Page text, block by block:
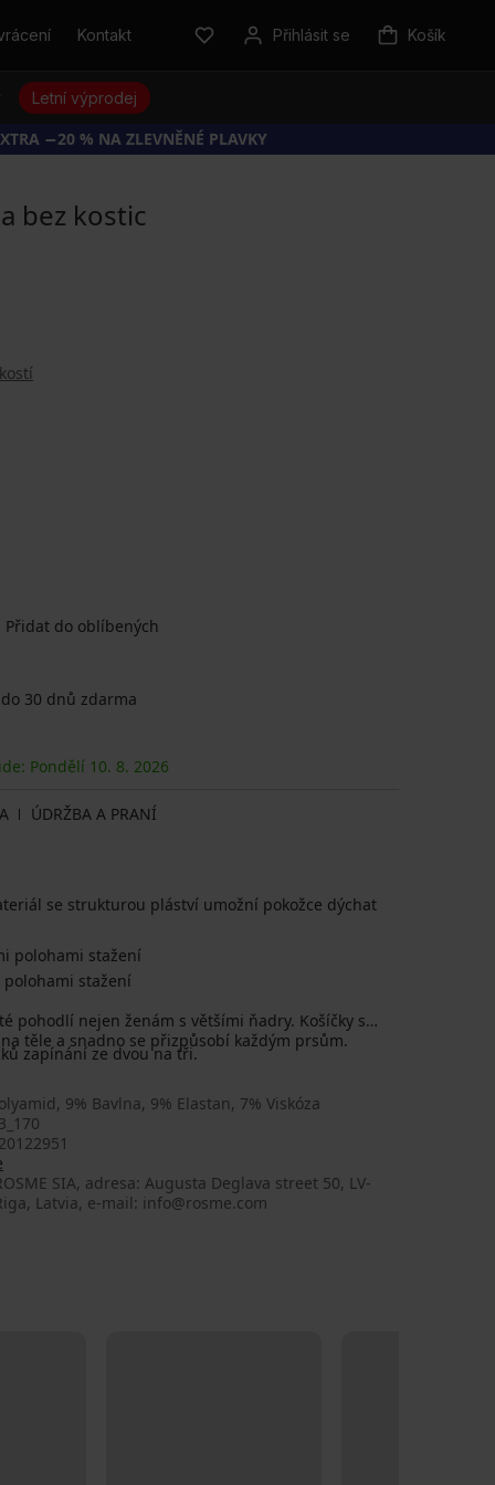
Kontakt Přihlásit se Košík
Letní výprodej
−20 % NA ZLEVNĚNÉ PLAVKY
bez kostic
Přidat do oblíbených
30 dnů zdarma
Pondělí 10. 8. 2026
ÚDRŽBA A PRANÍ
se strukturou pláství umožní pokožce dýchat
polohami stažení
stažení
pohodlí nejen ženám s většími ňadry. Košíčky s
těle a snadno se přizpůsobí každým prsům.
zapínání ze dvou na tři.
9% Bavlna, 9% Elastan, 7% Viskóza
SIA, adresa: Augusta Deglava street 50, LV-
Latvia, e-mail: info@rosme.com